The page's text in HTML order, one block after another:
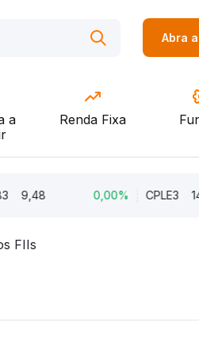
Abra
a
Renda Fixa
9,48 0,00% CPLE3
FIIs